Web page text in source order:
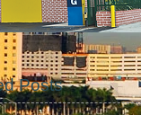
Posts